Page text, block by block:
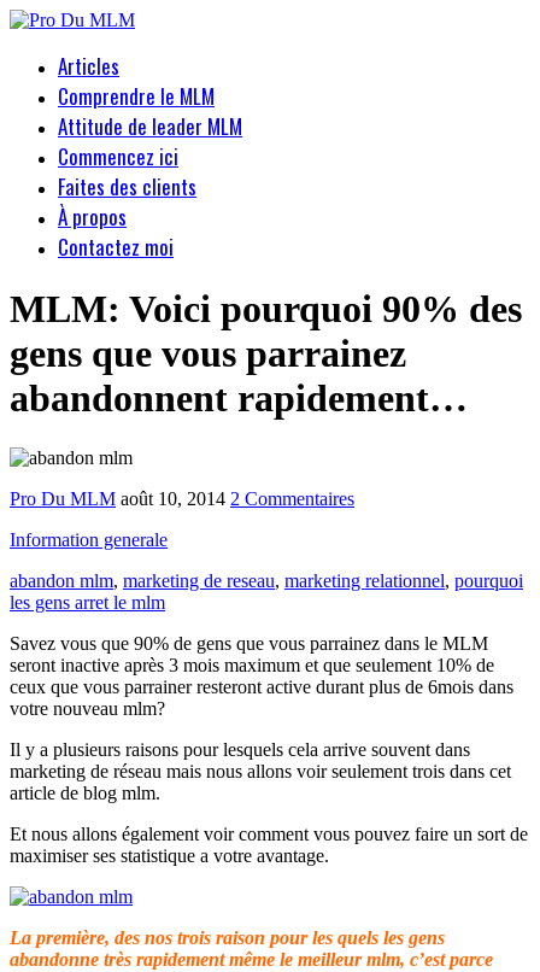
Articles
Comprendre le MLM
Attitude de leader MLM
Commencez ici
Faites des clients
À propos
Contactez moi
MLM: Voici pourquoi 90% des
gens que vous parrainez
abandonnent rapidement…
Pro Du MLM août 10, 2014 2 Commentaires
Information generale
abandon mlm, marketing de reseau, marketing relationnel, pourquoi
les gens arret le mlm
Savez vous que 90% de gens que vous parrainez dans le MLM
seront inactive après 3 mois maximum et que seulement 10% de
ceux que vous parrainer resteront active durant plus de 6mois dans
votre nouveau mlm?
Il y a plusieurs raisons pour lesquels cela arrive souvent dans
marketing de réseau mais nous allons voir seulement trois dans cet
article de blog mlm.
Et nous allons également voir comment vous pouvez faire un sort de
maximiser ses statistique a votre avantage.
La première, des nos trois raison pour les quels les gens
abandonne très rapidement même le meilleur mlm, c’est parce